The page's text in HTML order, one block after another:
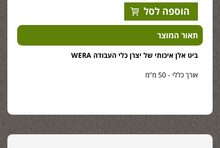
תאור המוצר
ביט אלן איכותי של יצרן כלי העבודה WERA
אורך כללי - 50 מ''מ